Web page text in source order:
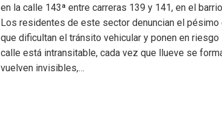
en la calle 143ª entre carreras 139 y 141, en el
Los residentes de este sector denuncian el
que dificultan el tránsito vehicular y ponen en
calle está intransitable, cada vez que llueve se
vuelven invisibles,…